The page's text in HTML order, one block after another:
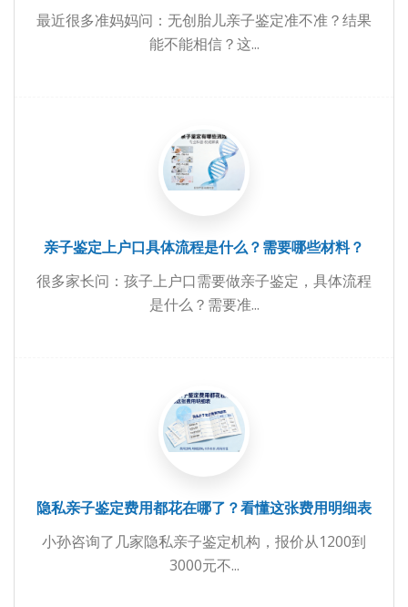
最近很多准妈妈问：无创胎儿亲子鉴定准不准？结果
能不能相信？这...
亲子鉴定上户口具体流程是什么？需要哪些材料？
很多家长问：孩子上户口需要做亲子鉴定，具体流程
是什么？需要准...
隐私亲子鉴定费用都花在哪了？看懂这张费用明细表
小孙咨询了几家隐私亲子鉴定机构，报价从1200到
3000元不...